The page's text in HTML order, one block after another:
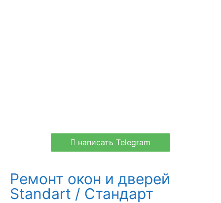
написать Telegram
Ремонт окон и дверей
Standart / Стандарт